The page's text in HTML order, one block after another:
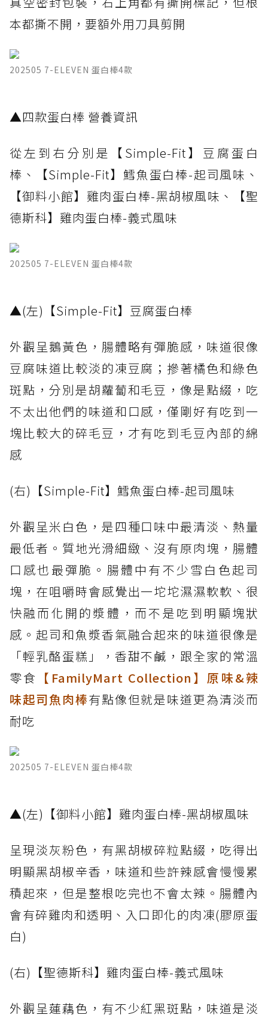
本都撕不開，要額外用刀具剪開
202505 7-ELEVEN 蛋白棒4款
▲四款蛋白棒 營養資訊
從左到右分別是【Simple-Fit】豆腐蛋白
棒、【Simple-Fit】鱈魚蛋白棒-起司風味、
【御料小館】雞肉蛋白棒-黑胡椒風味、【聖
德斯科】雞肉蛋白棒-義式風味
202505 7-ELEVEN 蛋白棒4款
▲(左)【Simple-Fit】豆腐蛋白棒
外觀呈鵝黃色，腸體略有彈脆感，味道很像
豆腐味道比較淡的凍豆腐；摻著橘色和綠色
斑點，分別是胡蘿蔔和毛豆，像是點綴，吃
不太出他們的味道和口感，僅剛好有吃到一
塊比較大的碎毛豆，才有吃到毛豆內部的綿
感
(右)【Simple-Fit】鱈魚蛋白棒-起司風味
外觀呈米白色，是四種口味中最清淡、熱量
最低者。質地光滑細緻、沒有原肉塊，腸體
口感也最彈脆。腸體中有不少雪白色起司
塊，在咀嚼時會感覺出一坨坨濕濕軟軟、很
快融而化開的漿體，而不是吃到明顯塊狀
感。起司和魚漿香氣融合起來的味道很像是
「輕乳酪蛋糕」，香甜不鹹，跟全家的常溫
零食 【FamilyMart Collection】原味&辣
味起司魚肉棒有點像但就是味道更為清淡而
耐吃
202505 7-ELEVEN 蛋白棒4款
▲(左)【御料小館】雞肉蛋白棒-黑胡椒風味
呈現淡灰粉色，有黑胡椒碎粒點綴，吃得出
明顯黑胡椒辛香，味道和些許辣感會慢慢累
積起來，但是整根吃完也不會太辣。腸體內
會有碎雞肉和透明、入口即化的肉凍(膠原蛋
白)
(右)【聖德斯科】雞肉蛋白棒-義式風味
外觀呈蓮藕色，有不少紅黑斑點，味道是淡